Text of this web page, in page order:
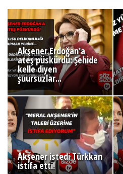
Akşener Erdoğan'a
ateş püskürdü: Şehide
kelle diyen
şuursuzlar...
Akşener istedi Türkkan
istifa etti!